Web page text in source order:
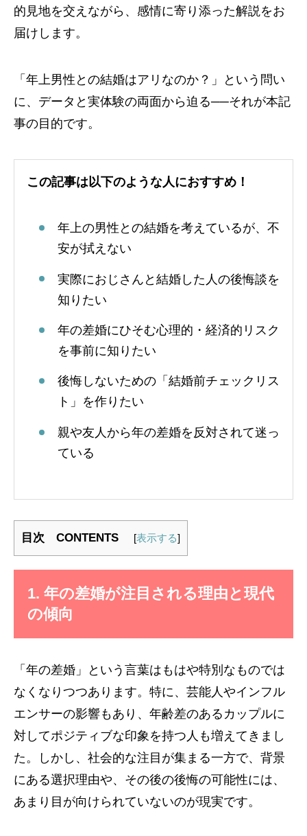
的見地を交えながら、感情に寄り添った解説をお
届けします。
「年上男性との結婚はアリなのか？」という問い
に、データと実体験の両面から迫る──それが本記
事の目的です。
この記事は以下のような人におすすめ！
年上の男性との結婚を考えているが、不
安が拭えない
実際におじさんと結婚した人の後悔談を
知りたい
年の差婚にひそむ心理的・経済的リスク
を事前に知りたい
後悔しないための「結婚前チェックリス
ト」を作りたい
親や友人から年の差婚を反対されて迷っ
ている
目次 CONTENTS [表示する]
1. 年の差婚が注目される理由と現代
の傾向
「年の差婚」という言葉はもはや特別なものでは
なくなりつつあります。特に、芸能人やインフル
エンサーの影響もあり、年齢差のあるカップルに
対してポジティブな印象を持つ人も増えてきまし
た。しかし、社会的な注目が集まる一方で、背景
にある選択理由や、その後の後悔の可能性には、
あまり目が向けられていないのが現実です。